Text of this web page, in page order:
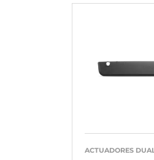
ACTUADORES